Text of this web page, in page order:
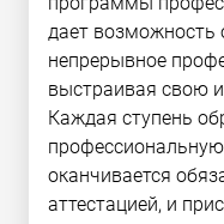
дает
непрерывное
выстраивая свою
Каждая ступень
оканчивается
аттестацией, и